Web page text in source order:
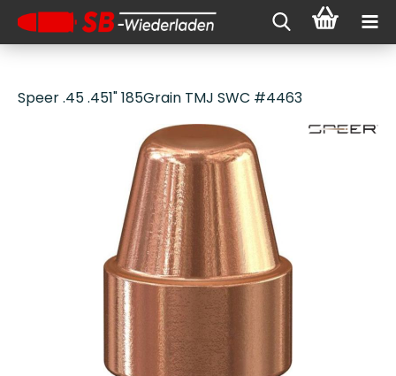
Speer .45 .451" 185Grain TMJ SWC #4463